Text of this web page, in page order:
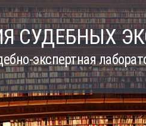
СУДЕБНЫХ
экспертная